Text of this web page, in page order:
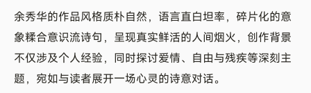
余秀华的作品风格质朴自然，语言直白坦率，碎片化的意
象糅合意识流诗句，呈现真实鲜活的人间烟火，创作背景
不仅涉及个人经验，同时探讨爱情、自由与残疾等深刻主
题，宛如与读者展开一场心灵的诗意对话。